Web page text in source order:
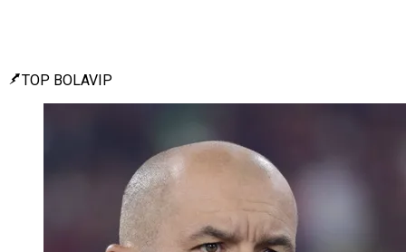
TOP BOLAVIP